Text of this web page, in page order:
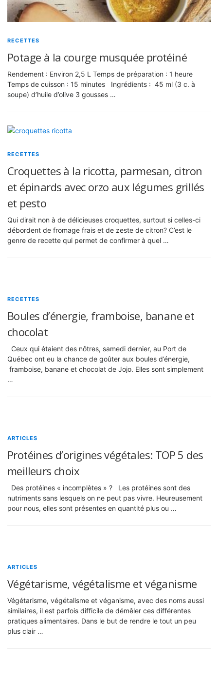
RECETTES
Potage à la courge musquée protéiné
Rendement : Environ 2,5 L Temps de préparation : 1 heure
Temps de cuisson : 15 minutes Ingrédients : 45 ml (3 c. à
soupe) d’huile d’olive 3 gousses …
RECETTES
Croquettes à la ricotta, parmesan, citron
et épinards avec orzo aux légumes grillés
et pesto
Qui dirait non à de délicieuses croquettes, surtout si celles-ci
débordent de fromage frais et de zeste de citron? C’est le
genre de recette qui permet de confirmer à quel …
RECETTES
Boules d’énergie, framboise, banane et
chocolat
Ceux qui étaient des nôtres, samedi dernier, au Port de
Québec ont eu la chance de goûter aux boules d’énergie,
framboise, banane et chocolat de Jojo. Elles sont simplement
…
ARTICLES
Protéines d’origines végétales: TOP 5 des
meilleurs choix
Des protéines « incomplètes » ? Les protéines sont des
nutriments sans lesquels on ne peut pas vivre. Heureusement
pour nous, elles sont présentes en quantité plus ou …
ARTICLES
Végétarisme, végétalisme et véganisme
Végétarisme, végétalisme et véganisme, avec des noms aussi
similaires, il est parfois difficile de démêler ces différentes
pratiques alimentaires. Dans le but de rendre le tout un peu
plus clair …